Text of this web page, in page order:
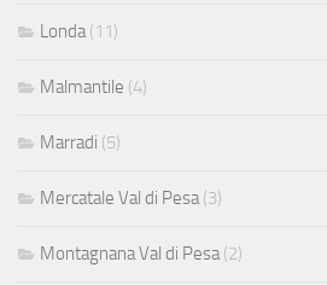
Londa(11)
Malmantile (4)
Marradi (5)
Mercatale Val di Pesa(3)
Montagnana Val di Pesa(2)